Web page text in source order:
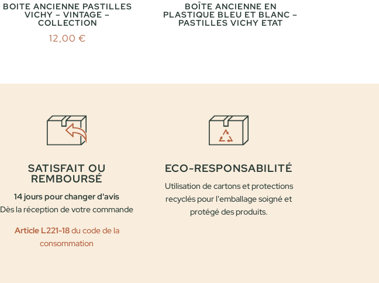
BOITE ANCIENNE PASTILLES
VICHY – VINTAGE –
COLLECTION
12,00 €
BOÎTE ANCIENNE EN
PLASTIQUE BLEU ET BLANC –
PASTILLES VICHY ETAT
SATISFAIT OU
REMBOURSÉ
14 jours pour changer d'avis
Dès la réception de votre commande
Article L221-18du code de la
consommation
ECO-RESPONSABILITÉ
Utilisation de cartons et protections
recyclés pour l'emballage soigné et
protégé des produits.